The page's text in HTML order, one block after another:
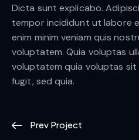
Dicta sunt explicabo.
tempor incididunt ut labore
enim minim veniam quis
voluptatem. Quia voluptas
voluptatem quia voluptas
fugit, sed quia.
Prev Project